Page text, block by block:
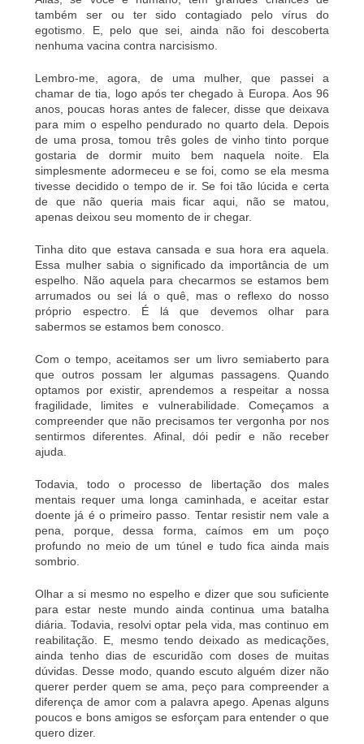
também ser ou ter sido contagiado pelo vírus do
egotismo. E, pelo que sei, ainda não foi descoberta
nenhuma vacina contra narcisismo.
Lembro-me, agora, de uma mulher, que passei a
chamar de tia, logo após ter chegado à Europa. Aos 96
anos, poucas horas antes de falecer, disse que deixava
para mim o espelho pendurado no quarto dela. Depois
de uma prosa, tomou três goles de vinho tinto porque
gostaria de dormir muito bem naquela noite. Ela
simplesmente adormeceu e se foi, como se ela mesma
tivesse decidido o tempo de ir. Se foi tão lúcida e certa
de que não queria mais ficar aqui, não se matou,
apenas deixou seu momento de ir chegar.
Tinha dito que estava cansada e sua hora era aquela.
Essa mulher sabia o significado da importância de um
espelho. Não aquela para checarmos se estamos bem
arrumados ou sei lá o quê, mas o reflexo do nosso
próprio espectro. É lá que devemos olhar para
sabermos se estamos bem conosco.
Com o tempo, aceitamos ser um livro semiaberto para
que outros possam ler algumas passagens. Quando
optamos por existir, aprendemos a respeitar a nossa
fragilidade, limites e vulnerabilidade. Começamos a
compreender que não precisamos ter vergonha por nos
sentirmos diferentes. Afinal, dói pedir e não receber
ajuda.
Todavia, todo o processo de libertação dos males
mentais requer uma longa caminhada, e aceitar estar
doente já é o primeiro passo. Tentar resistir nem vale a
pena, porque, dessa forma, caímos em um poço
profundo no meio de um túnel e tudo fica ainda mais
sombrio.
Olhar a si mesmo no espelho e dizer que sou suficiente
para estar neste mundo ainda continua uma batalha
diária. Todavia, resolvi optar pela vida, mas continuo em
reabilitação. E, mesmo tendo deixado as medicações,
ainda tenho dias de escuridão com doses de muitas
dúvidas. Desse modo, quando escuto alguém dizer não
querer perder quem se ama, peço para compreender a
diferença de amor com a palavra apego. Apenas alguns
poucos e bons amigos se esforçam para entender o que
quero dizer.